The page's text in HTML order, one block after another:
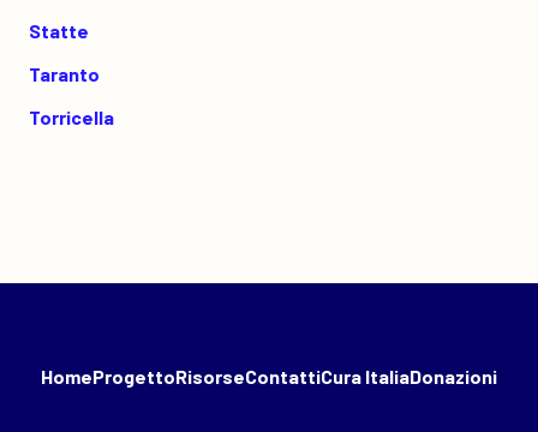
Statte
Taranto
Torricella
HomeProgettoRisorseContattiCura ItaliaDonazioni